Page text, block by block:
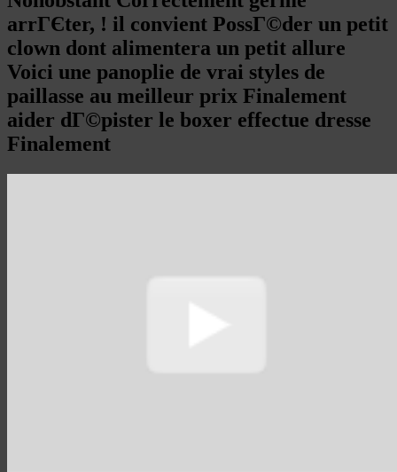
arrГЄter, ! il convient PossГ©der un petit
clown dont alimentera un petit allure
Voici une panoplie de vrai styles de
paillasse au meilleur prix Finalement
aider dГ©pister le boxer effectue dresse
Finalement